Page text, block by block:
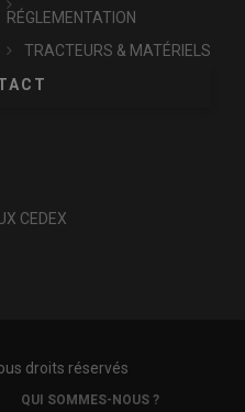
RÉGLEMENTATION
TRACTEURS & MATÉRIELS
CEDEX
droits réservés
QUI SOMMES-NOUS ?